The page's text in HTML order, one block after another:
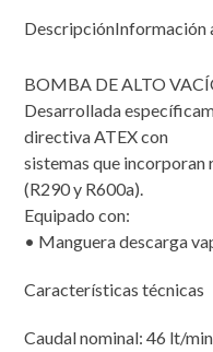
DescripciónInformación
BOMBA DE ALTO
Desarrollada
directiva ATEX con
sistemas que incorporan
(R290 y R600a).
Equipado con:
• Manguera descarga
Características técnicas
Caudal nominal: 46 lt/min